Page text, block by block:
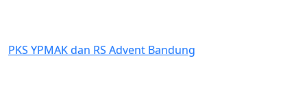
Dukungan YPMAK kepada Yayasan